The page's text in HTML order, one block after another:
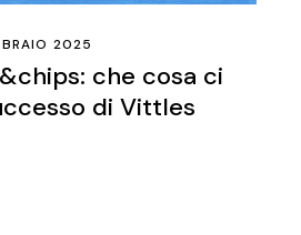
2025
che cosa ci
di Vittles